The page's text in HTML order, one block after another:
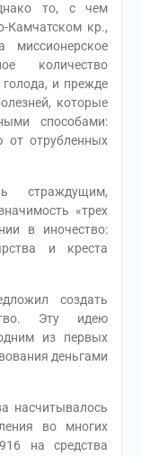
то, с чем
Камчатском кр.,
миссионерское
количество
и прежде
которые
способами:
от отрубленных
страждущим,
«трех
в иночество:
и креста
создать
Эту идею
из первых
деньгами
насчитывалось
во многих
на средства